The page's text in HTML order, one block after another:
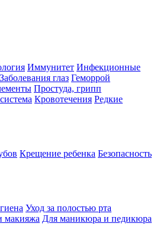
Иммунитет Инфекционные
Заболевания глаз Геморрой
Простуда, грипп
Кровотечения Редкие
Крещение ребенка Безопасность
Уход за полостью рта
макияжа Для маникюра и педикюра